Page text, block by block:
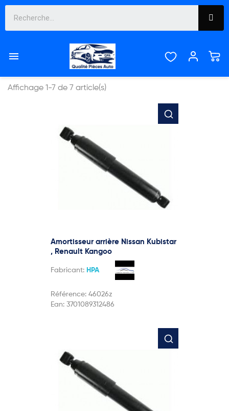

AMORTISSEUR

Affichage 1-7 de 7 article(s)
Amortisseur arrière Nissan Kubistar
, Renault Kangoo
Fabricant: HPA
Référence: 46026z
Ean: 3701089312486